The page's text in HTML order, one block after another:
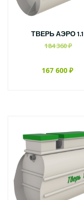
ТВЕРЬ АЭРО 1.1
184 360 ₽
167 600 ₽